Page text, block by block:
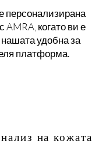
персонализирана
AMRA, когато ви е
удобна за
платформа.
на кожата